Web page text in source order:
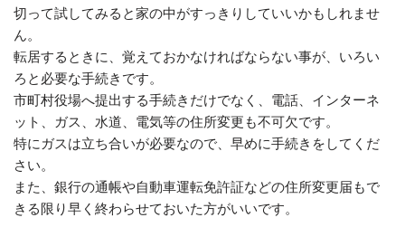
切って試してみると家の中がすっきりしていいかもしれませ
ん。
転居するときに、覚えておかなければならない事が、いろい
ろと必要な手続きです。
市町村役場へ提出する手続きだけでなく、電話、インターネ
ット、ガス、水道、電気等の住所変更も不可欠です。
特にガスは立ち合いが必要なので、早めに手続きをしてくだ
さい。
また、銀行の通帳や自動車運転免許証などの住所変更届もで
きる限り早く終わらせておいた方がいいです。